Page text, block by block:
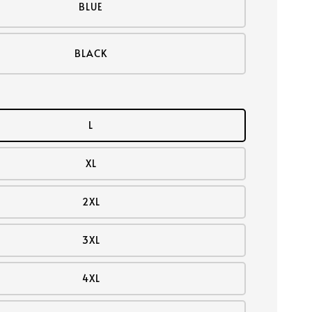
BLUE
BLACK
L
XL
2XL
3XL
4XL